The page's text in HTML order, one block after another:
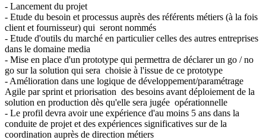
- Lancement du projet
- Etude du besoin et processus auprès des référents métiers (à la fois
client et fournisseur) qui seront nommés
- Etude d'outils du marché en particulier celles des autres entreprises
dans le domaine media
- Mise en place d'un prototype qui permettra de déclarer un go / no
go sur la solution qui sera choisie à l'issue de ce prototype
- Amélioration dans une logique de développement/paramétrage
Agile par sprint et priorisation des besoins avant déploiement de la
solution en production dès qu'elle sera jugée opérationnelle
- Le profil devra avoir une expérience d'au moins 5 ans dans la
conduite de projet et des expériences significatives sur de la
coordination auprès de direction métiers